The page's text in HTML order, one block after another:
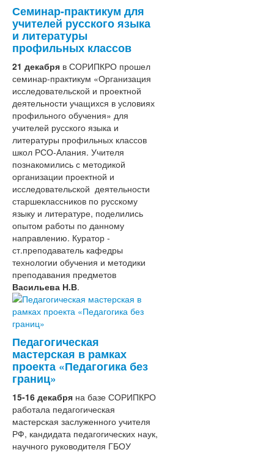
Ученый совет
Центры
повышения
профессионального
мастерства
педагогических
работников и
управленческх кадров
Ассоциации
Семинар-практикум для
учителей русского языка
и литературы
профильных классов
21 декабря в СОРИПКРО прошел
семинар-практикум «Организация
исследовательской и проектной
деятельности учащихся в условиях
профильного обучения» для
учителей русского языка и
литературы профильных классов
школ РСО-Алания. Учителя
познакомились с методикой
организации проектной и
исследовательской деятельности
старшеклассников по русскому
языку и литературе, поделились
опытом работы по данному
направлению. Куратор -
ст.преподаватель кафедры
технологии обучения и методики
преподавания предметов
Васильева Н.В.
Педагогическая
мастерская в рамках
проекта «Педагогика без
границ»
15-16 декабря на базе СОРИПКРО
работала педагогическая
мастерская заслуженного учителя
РФ, кандидата педагогических наук,
научного руководителя ГБОУ